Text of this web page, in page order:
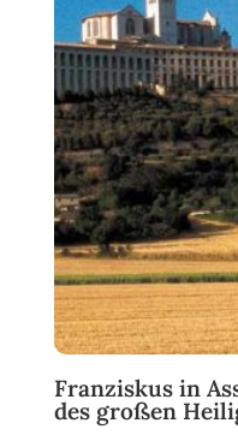
Franziskus in
des großen